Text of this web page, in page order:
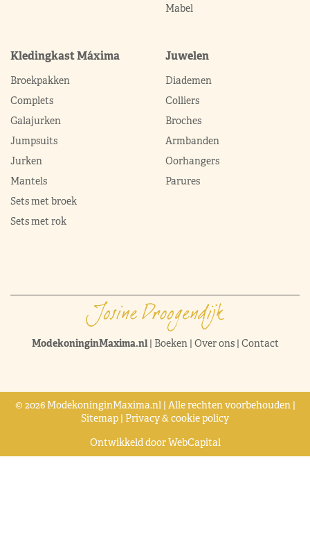
Mabel
Kledingkast Máxima
Broekpakken
Complets
Galajurken
Jumpsuits
Jurken
Mantels
Sets met broek
Sets met rok
Juwelen
Diademen
Colliers
Broches
Armbanden
Oorhangers
Parures
ModekoninginMaxima.nl| Boeken| Over ons| Contact
© 2026 ModekoninginMaxima.nl | Alle rechten voorbehouden |
Sitemap | Privacy & cookie policy
Ontwikkeld doorWebCapital